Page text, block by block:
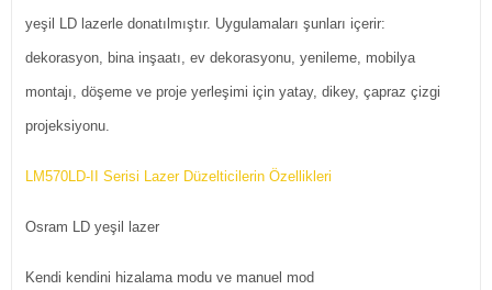
yeşil LD lazerle donatılmıştır. Uygulamaları şunları içerir:
dekorasyon, bina inşaatı, ev dekorasyonu, yenileme, mobilya
montajı, döşeme ve proje yerleşimi için yatay, dikey, çapraz çizgi
projeksiyonu.
LM570LD-II Serisi Lazer Düzelticilerin Özellikleri
Osram LD yeşil lazer
Kendi kendini hizalama modu ve manuel mod